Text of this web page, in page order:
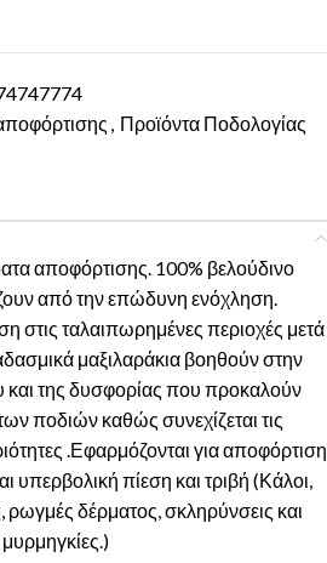
, Προϊόντα Ποδολογίας
αποφόρτισης. 100% βελούδινο
από την επώδυνη ενόχληση.
στις ταλαιπωρημένες περιοχές μετά
μαξιλαράκια βοηθούν στην
της δυσφορίας που προκαλούν
ποδιών καθώς συνεχίζεται τις
.Εφαρμόζονται για αποφόρτιση
υπερβολική πίεση και τριβή (Κάλοι,
ρωγμές δέρματος, σκληρύνσεις και
μυρμηγκίες.)